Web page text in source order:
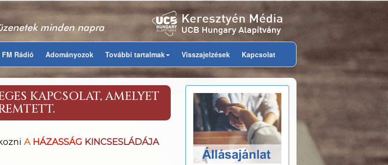
minden napra
FM Rádió Adományozok További tartalmak Visszajelzések Kapcsolat
KAPCSOLAT, AMELYET
A HÁZASSÁG KINCSESLÁDÁJA